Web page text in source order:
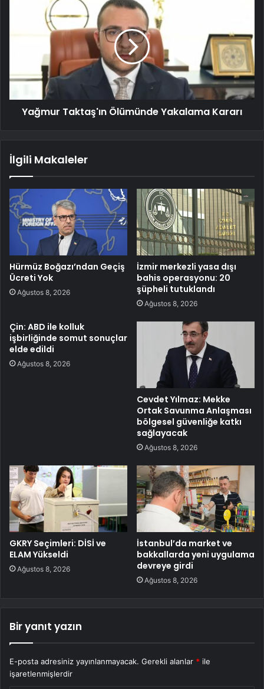
Yağmur Taktaş'ın Ölümünde Yakalama Kararı
İlgili Makaleler
Hürmüz Boğazı’ndan Geçiş
Ücreti Yok
Ağustos 8, 2026
İzmir merkezli yasa dışı
bahis operasyonu: 20
şüpheli tutuklandı
Ağustos 8, 2026
Çin: ABD ile kolluk
işbirliğinde somut sonuçlar
elde edildi
Ağustos 8, 2026
Cevdet Yılmaz: Mekke
Ortak Savunma Anlaşması
bölgesel güvenliğe katkı
sağlayacak
Ağustos 8, 2026
GKRY Seçimleri: DİSİ ve
ELAM Yükseldi
Ağustos 8, 2026
İstanbul’da market ve
bakkallarda yeni uygulama
devreye girdi
Ağustos 8, 2026
Bir yanıt yazın
E-posta adresiniz yayınlanmayacak. Gerekli alanlar * ile
işaretlenmişlerdir